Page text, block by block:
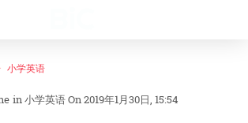
小学英语
in小学英语On 2019年1月30日, 15:54